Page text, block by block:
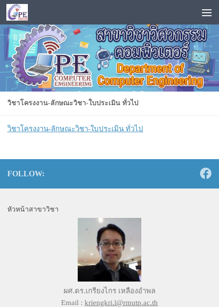
Skip to content
วิชาโครงงาน-ลักษณะวิชา-ใบประเมิน ทั่วไป
วิชาโครงงาน-ลักษณะวิชา-ใบประเมิน ทั่วไป
FOLLOW:
หัวหน้าสาขาวิชา
ผศ.ดร.เกรียงไกร เหลืองอำพล
Email : kriengkri.l@rmutp.ac.th